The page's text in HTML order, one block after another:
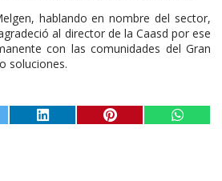
hablando en nombre del sector,
al director de la Caasd por ese
con las comunidades del Gran
soluciones.